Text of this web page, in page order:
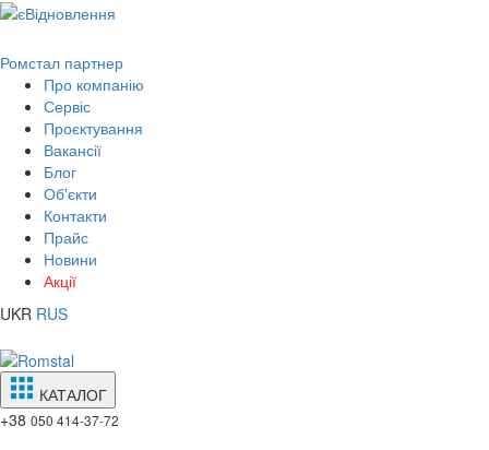
Ромстал партнер
Про компанію
Сервіс
Проєктування
Вакансії
Блог
Об'єкти
Контакти
Прайс
Новини
Акції
UKR RUS
КАТАЛОГ
+38 050 414-37-72